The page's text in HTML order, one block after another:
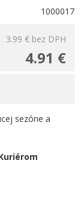
1000017
3.99 € bez DPH
4.91 €
sezóne a